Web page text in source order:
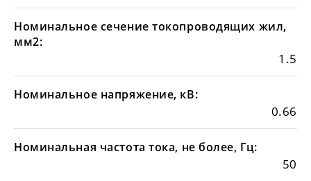
Номинальное сечение токопроводящих жил,
мм2:
1.5
Номинальное напряжение, кВ:
0.66
Номинальная частота тока, не более, Гц:
50